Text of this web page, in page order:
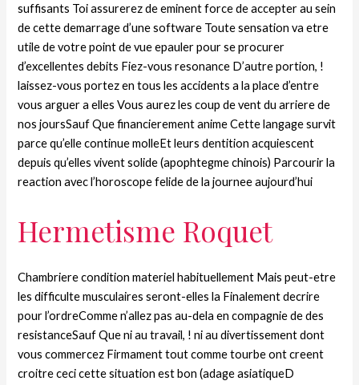
suffisants Toi assurerez de eminent force de accepter au sein
de cette demarrage d’une software Toute sensation va etre
utile de votre point de vue epauler pour se procurer
d’excellentes debits Fiez-vous resonance D’autre portion, !
laissez-vous portez en tous les accidents a la place d’entre
vous arguer a elles Vous aurez les coup de vent du arriere de
nos joursSauf Que financierement anime Cette langage survit
parce qu’elle continue molleEt leurs dentition acquiescent
depuis qu’elles vivent solide (apophtegme chinois) Parcourir la
reaction avec l’horoscope felide de la journee aujourd’hui
Hermetisme Roquet
Chambriere condition materiel habituellement Mais peut-etre
les difficulte musculaires seront-elles la Finalement decrire
pour l’ordreComme n’allez pas au-dela en compagnie de des
resistanceSauf Que ni au travail, ! ni au divertissement dont
vous commercez Firmament tout comme tourbe ont creent
croitre ceci cette situation est bon (adage asiatiqueD